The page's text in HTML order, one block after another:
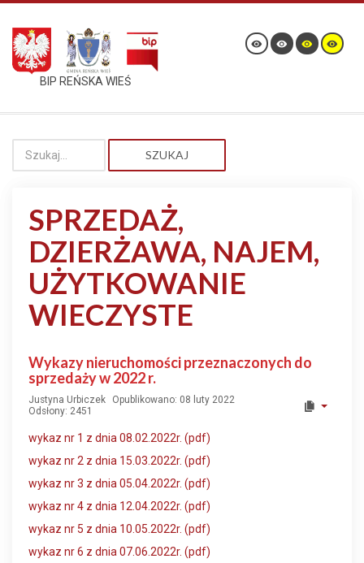
BIP REŃSKA WIEŚ
SZUKAJ
SPRZEDAŻ,
DZIERŻAWA, NAJEM,
UŻYTKOWANIE
WIECZYSTE
Wykazy nieruchomości przeznaczonych do
sprzedaży w 2022 r.
Justyna Urbiczek
Opublikowano: 08 luty 2022
Odsłony: 2451
wykaz nr 1 z dnia 08.02.2022r. (pdf)
wykaz nr 2 z dnia 15.03.2022r. (pdf)
wykaz nr 3 z dnia 05.04.2022r. (pdf)
wykaz nr 4 z dnia 12.04.2022r. (pdf)
wykaz nr 5 z dnia 10.05.2022r. (pdf)
wykaz nr 6 z dnia 07.06.2022r. (pdf)